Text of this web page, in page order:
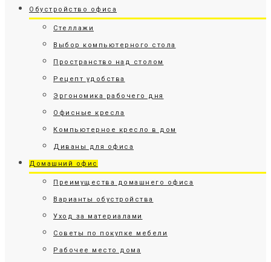
Обустройство офиса
Стеллажи
Выбор компьютерного стола
Пространство над столом
Рецепт удобства
Эргономика рабочего дня
Офисные кресла
Компьютерное кресло в дом
Диваны для офиса
Домашний офис
Преимущества домашнего офиса
Варианты обустройства
Уход за материалами
Советы по покупке мебели
Рабочее место дома